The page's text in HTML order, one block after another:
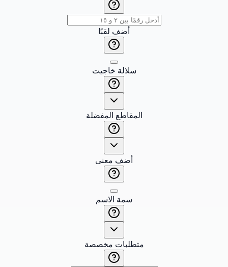
أضف لقبًا
سلالة خاجيت
المقاطع المفضلة
أضف معنى
سمة الاسم
متطلبات مخصصة